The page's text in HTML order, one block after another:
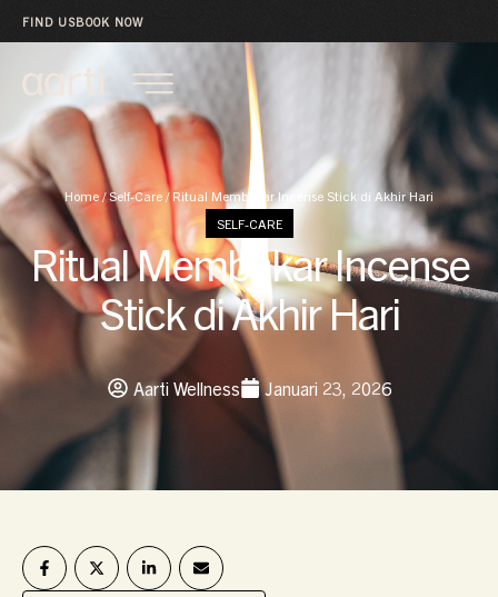
FIND USBOOK NOW
Home /Self-Care / Ritual Membakar Incense Stick di Akhir Hari
SELF-CARE
Ritual Membakar Incense
Stick di Akhir Hari
Aarti Wellness Januari 23, 2026